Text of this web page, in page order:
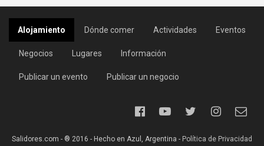
Alojamiento Dónde comer Actividades Eventos
Negocios Lugares Información
Publicar un evento Publicar un negocio
Salidores.com - ® 2016 - Hecho en Azul, Argentina - Política de Privacidad